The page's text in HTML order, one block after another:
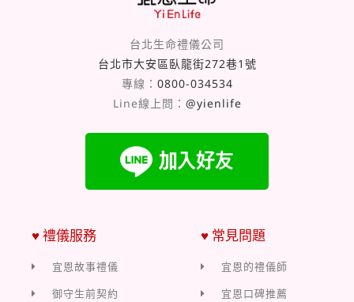
台北生命禮儀公司
台北市大安區臥龍街272巷1號
專線： 0800-034534
Line線上問： @yienlife
♥ 禮儀服務
宜恩故事禮儀
御守生前契約
♥ 常見問題
宜恩的禮儀師
宜恩口碑推薦